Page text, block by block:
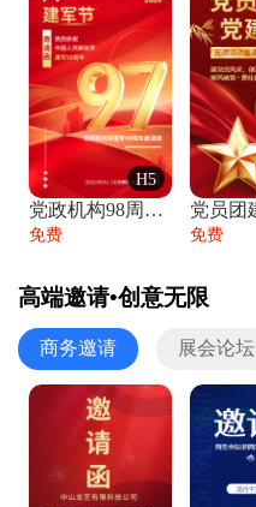
H5
党政机构98周年八一建军节庆祝晚会活动邀
免费 免费
高端邀请•创意无限
商务邀请 展会论坛